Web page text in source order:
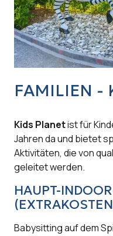
FAMILIEN -
Kids Planetist für
Jahren da und bietet
Aktivitäten, die von
geleitet werden.
HAUPT-
Babysitting auf dem